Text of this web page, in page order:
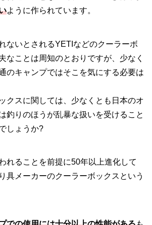
ように作られています。
ないとされるYETIなどのクーラーボ
なことは周知のとおりですが、少なく
のキャンプではそこを気にする必要は
クスに関しては、少なくとも日本のオ
釣りのほうが乱暴な扱いを受けること
しょうか?
れることを前提に50年以上進化して
具メーカーのクーラーボックスという